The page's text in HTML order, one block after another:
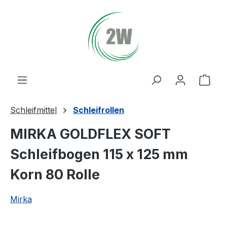
Schleifmittel Schleifrollen
MIRKA GOLDFLEX SOFT
Schleifbogen 115 x 125 mm
Korn 80 Rolle
Mirka